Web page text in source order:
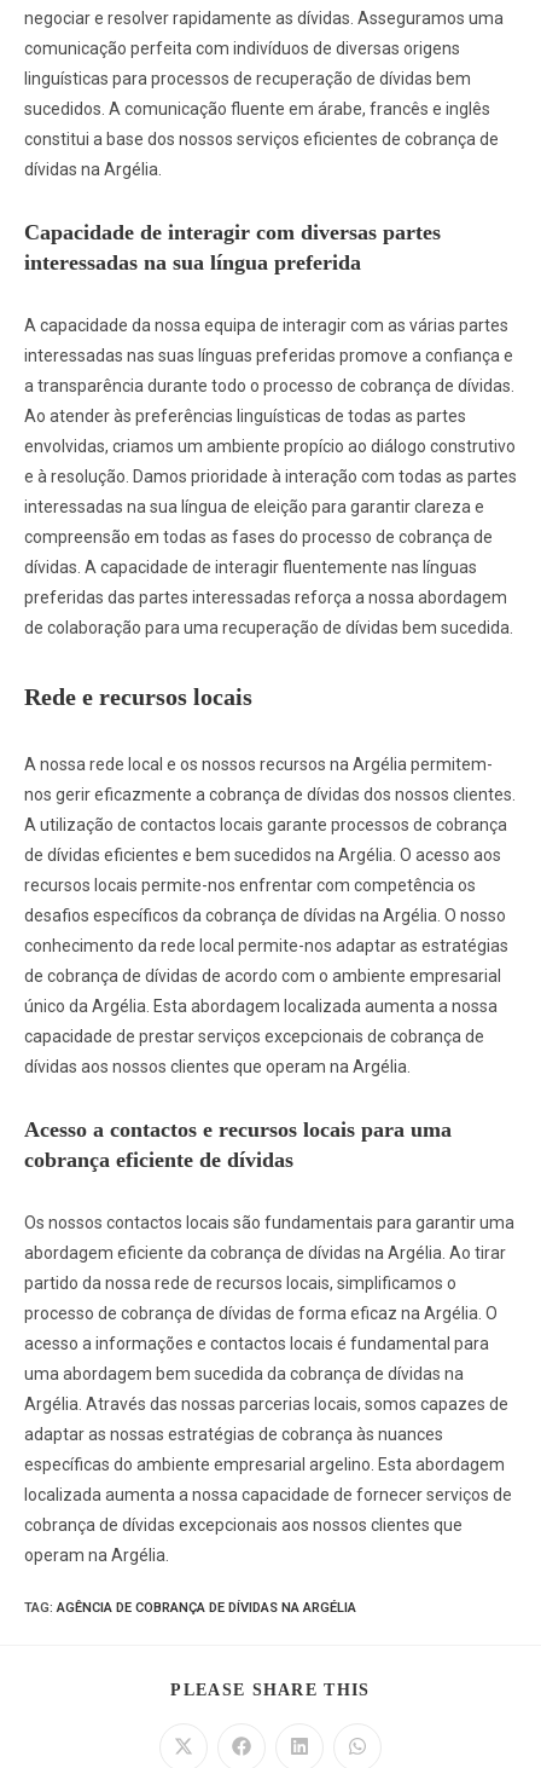
negociar e resolver rapidamente as dívidas. Asseguramos uma
comunicação perfeita com indivíduos de diversas origens
linguísticas para processos de recuperação de dívidas bem
sucedidos. A comunicação fluente em árabe, francês e inglês
constitui a base dos nossos serviços eficientes de cobrança de
dívidas na Argélia.
Capacidade de interagir com diversas partes
interessadas na sua língua preferida
A capacidade da nossa equipa de interagir com as várias partes
interessadas nas suas línguas preferidas promove a confiança e
a transparência durante todo o processo de cobrança de dívidas.
Ao atender às preferências linguísticas de todas as partes
envolvidas, criamos um ambiente propício ao diálogo construtivo
e à resolução. Damos prioridade à interação com todas as partes
interessadas na sua língua de eleição para garantir clareza e
compreensão em todas as fases do processo de cobrança de
dívidas. A capacidade de interagir fluentemente nas línguas
preferidas das partes interessadas reforça a nossa abordagem
de colaboração para uma recuperação de dívidas bem sucedida.
Rede e recursos locais
A nossa rede local e os nossos recursos na Argélia permitem-
nos gerir eficazmente a cobrança de dívidas dos nossos clientes.
A utilização de contactos locais garante processos de cobrança
de dívidas eficientes e bem sucedidos na Argélia. O acesso aos
recursos locais permite-nos enfrentar com competência os
desafios específicos da cobrança de dívidas na Argélia. O nosso
conhecimento da rede local permite-nos adaptar as estratégias
de cobrança de dívidas de acordo com o ambiente empresarial
único da Argélia. Esta abordagem localizada aumenta a nossa
capacidade de prestar serviços excepcionais de cobrança de
dívidas aos nossos clientes que operam na Argélia.
Acesso a contactos e recursos locais para uma
cobrança eficiente de dívidas
Os nossos contactos locais são fundamentais para garantir uma
abordagem eficiente da cobrança de dívidas na Argélia. Ao tirar
partido da nossa rede de recursos locais, simplificamos o
processo de cobrança de dívidas de forma eficaz na Argélia. O
acesso a informações e contactos locais é fundamental para
uma abordagem bem sucedida da cobrança de dívidas na
Argélia. Através das nossas parcerias locais, somos capazes de
adaptar as nossas estratégias de cobrança às nuances
específicas do ambiente empresarial argelino. Esta abordagem
localizada aumenta a nossa capacidade de fornecer serviços de
cobrança de dívidas excepcionais aos nossos clientes que
operam na Argélia.
TAG:AGÊNCIA DE COBRANÇA DE DÍVIDAS NA ARGÉLIA
PLEASE SHARE THIS